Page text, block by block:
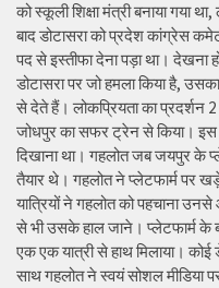
को स्कूली शिक्षा मंत्री बनाया गया
बाद डोटासरा को प्रदेश कांग्रेस
पद से इस्तीफा देना पड़ा था। देखना
डोटासरा पर जो हमला किया है,
से देते हैं। लोकप्रियता का प्रदर्शन
जोधपुर का सफर ट्रेन से किया। इस
दिखाना था। गहलोत जब जयपुर के
तैयार थे। गहलोत ने प्लेटफार्म पर
यात्रियों ने गहलोत को पहचाना
से भी उसके हाल जाने। प्लेटफार्म के
एक एक यात्री से हाथ मिलाया। कोई
साथ गहलोत ने स्वयं सोशल मीडिया